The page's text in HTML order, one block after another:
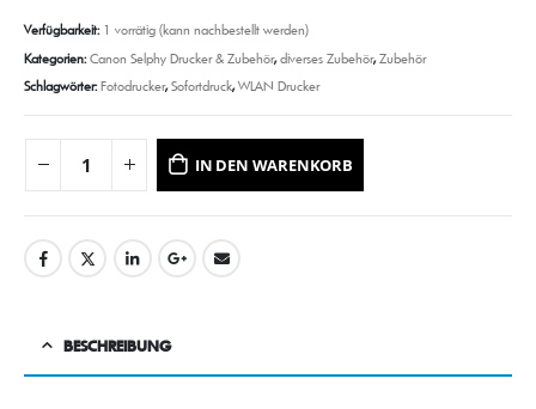
Verfügbarkeit: 1 vorrätig (kann nachbestellt werden)
Kategorien:Canon Selphy Drucker & Zubehör,diverses Zubehör,Zubehör
Schlagwörter:Fotodrucker,Sofortdruck,WLAN Drucker
IN DEN WARENKORB
BESCHREIBUNG